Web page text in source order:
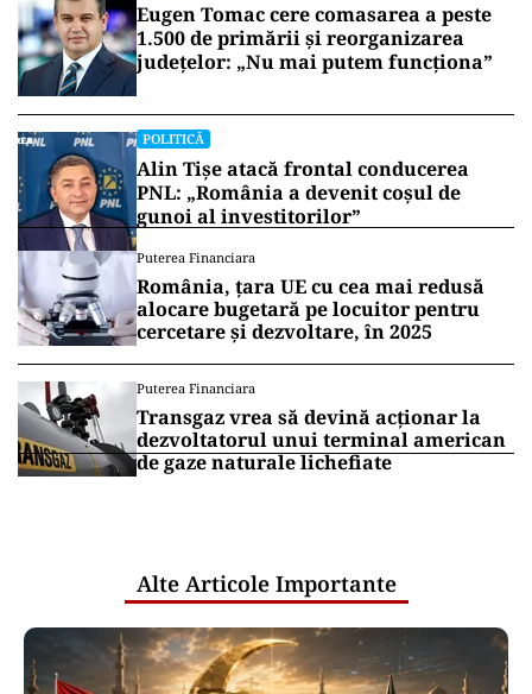
Eugen Tomac cere comasarea a peste
1.500 de primării și reorganizarea
județelor: „Nu mai putem funcționa”
POLITICĂ
Alin Tișe atacă frontal conducerea
PNL: „România a devenit coșul de
gunoi al investitorilor”
Puterea Financiara
România, țara UE cu cea mai redusă
alocare bugetară pe locuitor pentru
cercetare și dezvoltare, în 2025
Puterea Financiara
Transgaz vrea să devină acționar la
dezvoltatorul unui terminal american
de gaze naturale lichefiate
Alte Articole Importante